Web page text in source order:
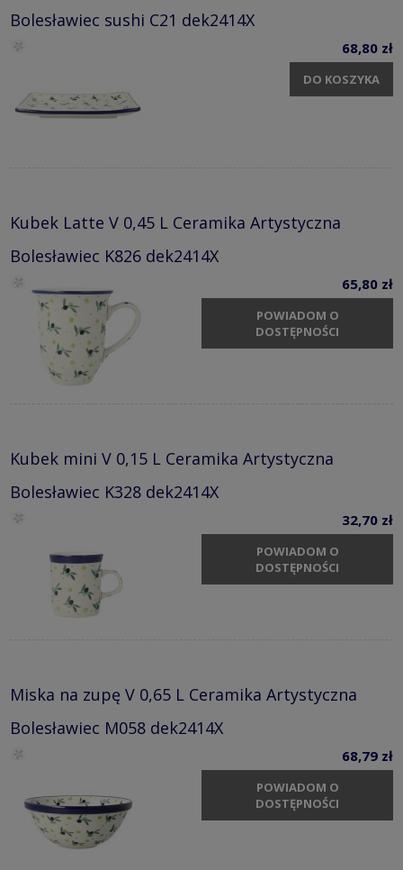
Bolesławiec sushi C21 dek2414X
68,80 zł
DO KOSZYKA
Kubek Latte V 0,45 L Ceramika Artystyczna
Bolesławiec K826 dek2414X
65,80 zł
POWIADOM O
DOSTĘPNOŚCI
Kubek mini V 0,15 L Ceramika Artystyczna
Bolesławiec K328 dek2414X
32,70 zł
POWIADOM O
DOSTĘPNOŚCI
Miska na zupę V 0,65 L Ceramika Artystyczna
Bolesławiec M058 dek2414X
68,79 zł
POWIADOM O
DOSTĘPNOŚCI